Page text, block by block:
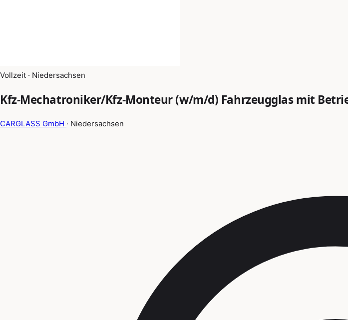
Vollzeit · Niedersachsen
Kfz-Mechatroniker/Kfz-Monteur (w/m/d) Fahrzeugglas mit
CARGLASS GmbH · Niedersachsen